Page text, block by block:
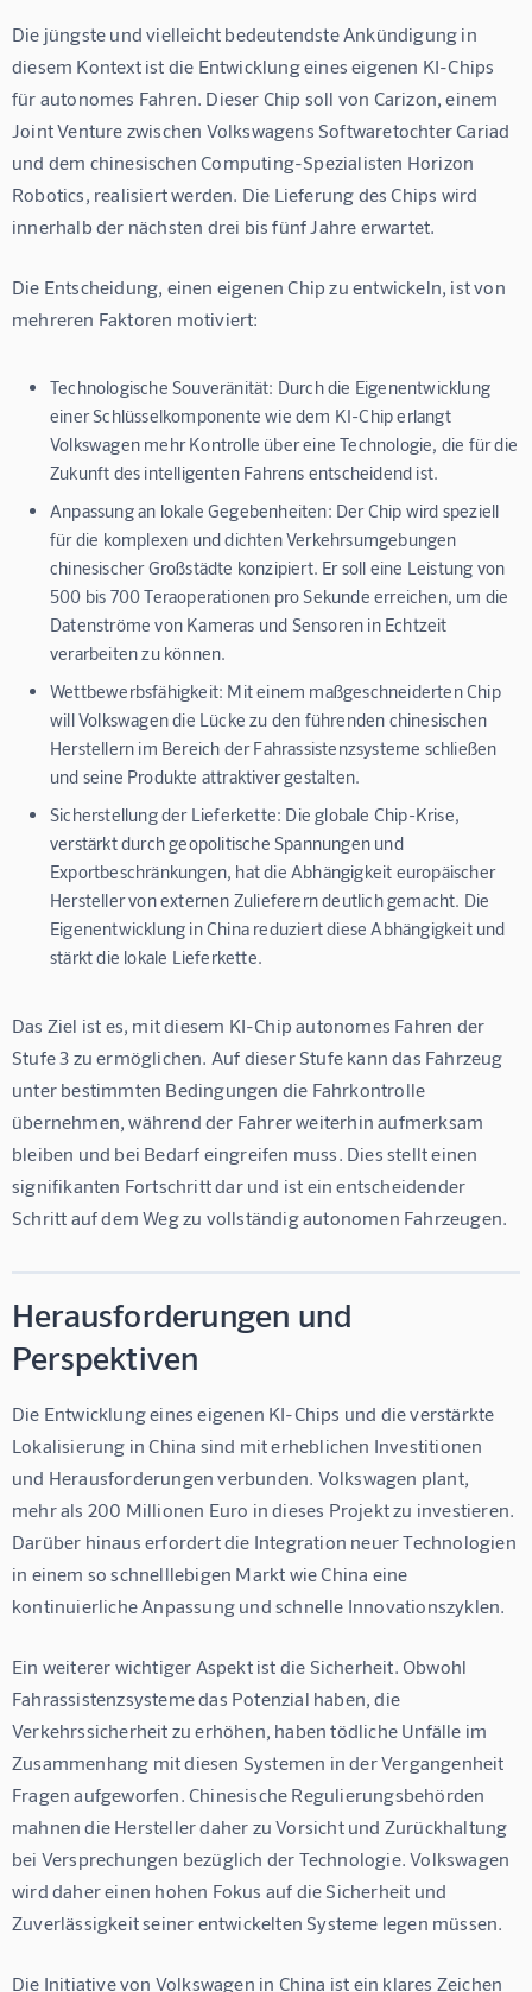
Die jüngste und vielleicht bedeutendste Ankündigung in
diesem Kontext ist die Entwicklung eines eigenen KI-Chips
für autonomes Fahren. Dieser Chip soll von Carizon, einem
Joint Venture zwischen Volkswagens Softwaretochter Cariad
und dem chinesischen Computing-Spezialisten Horizon
Robotics, realisiert werden. Die Lieferung des Chips wird
innerhalb der nächsten drei bis fünf Jahre erwartet.
Die Entscheidung, einen eigenen Chip zu entwickeln, ist von
mehreren Faktoren motiviert:
Technologische Souveränität: Durch die Eigenentwicklung
einer Schlüsselkomponente wie dem KI-Chip erlangt
Volkswagen mehr Kontrolle über eine Technologie, die für die
Zukunft des intelligenten Fahrens entscheidend ist.
Anpassung an lokale Gegebenheiten: Der Chip wird speziell
für die komplexen und dichten Verkehrsumgebungen
chinesischer Großstädte konzipiert. Er soll eine Leistung von
500 bis 700 Teraoperationen pro Sekunde erreichen, um die
Datenströme von Kameras und Sensoren in Echtzeit
verarbeiten zu können.
Wettbewerbsfähigkeit: Mit einem maßgeschneiderten Chip
will Volkswagen die Lücke zu den führenden chinesischen
Herstellern im Bereich der Fahrassistenzsysteme schließen
und seine Produkte attraktiver gestalten.
Sicherstellung der Lieferkette: Die globale Chip-Krise,
verstärkt durch geopolitische Spannungen und
Exportbeschränkungen, hat die Abhängigkeit europäischer
Hersteller von externen Zulieferern deutlich gemacht. Die
Eigenentwicklung in China reduziert diese Abhängigkeit und
stärkt die lokale Lieferkette.
Das Ziel ist es, mit diesem KI-Chip autonomes Fahren der
Stufe 3 zu ermöglichen. Auf dieser Stufe kann das Fahrzeug
unter bestimmten Bedingungen die Fahrkontrolle
übernehmen, während der Fahrer weiterhin aufmerksam
bleiben und bei Bedarf eingreifen muss. Dies stellt einen
signifikanten Fortschritt dar und ist ein entscheidender
Schritt auf dem Weg zu vollständig autonomen Fahrzeugen.
Herausforderungen und
Perspektiven
Die Entwicklung eines eigenen KI-Chips und die verstärkte
Lokalisierung in China sind mit erheblichen Investitionen
und Herausforderungen verbunden. Volkswagen plant,
mehr als 200 Millionen Euro in dieses Projekt zu investieren.
Darüber hinaus erfordert die Integration neuer Technologien
in einem so schnelllebigen Markt wie China eine
kontinuierliche Anpassung und schnelle Innovationszyklen.
Ein weiterer wichtiger Aspekt ist die Sicherheit. Obwohl
Fahrassistenzsysteme das Potenzial haben, die
Verkehrssicherheit zu erhöhen, haben tödliche Unfälle im
Zusammenhang mit diesen Systemen in der Vergangenheit
Fragen aufgeworfen. Chinesische Regulierungsbehörden
mahnen die Hersteller daher zu Vorsicht und Zurückhaltung
bei Versprechungen bezüglich der Technologie. Volkswagen
wird daher einen hohen Fokus auf die Sicherheit und
Zuverlässigkeit seiner entwickelten Systeme legen müssen.
Die Initiative von Volkswagen in China ist ein klares Zeichen